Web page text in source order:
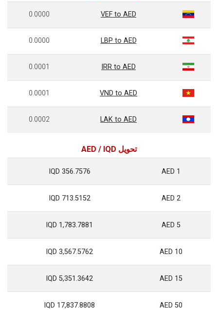
VEF to AED
0.0000
LBP to AED
0.0000
IRR to AED
0.0001
VND to AED
0.0001
LAK to AED
0.0002
تحويل AED / IQD
1 AED
356.7576 IQD
2 AED
713.5152 IQD
5 AED
1,783.7881 IQD
10 AED
3,567.5762 IQD
15 AED
5,351.3642 IQD
50 AED
17,837.8808 IQD